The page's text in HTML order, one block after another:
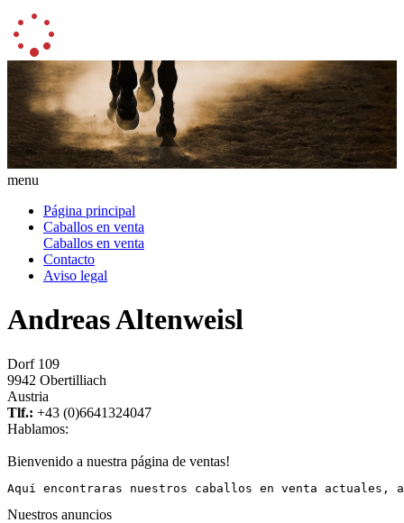
menu
Página principal
Caballos en venta
Caballos en venta
Contacto
Aviso legal
Andreas Altenweisl
Dorf 109
9942 Obertilliach
Austria
Tlf.: +43 (0)6641324047
Hablamos:
Bienvenido a nuestra página de ventas!
Aquí encontraras nuestros caballos en venta actuales,
Nuestros anuncios